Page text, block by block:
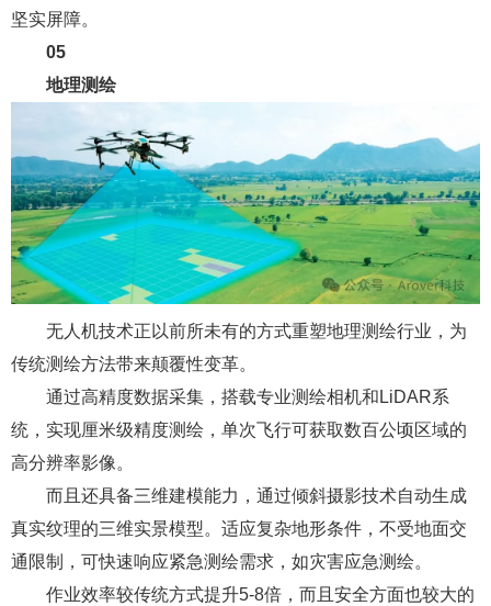
坚实屏障。
05
地理测绘
无人机技术正以前所未有的方式重塑地理测绘行业，为
传统测绘方法带来颠覆性变革。
通过高精度数据采集，搭载专业测绘相机和LiDAR系
统，实现厘米级精度测绘，单次飞行可获取数百公顷区域的
高分辨率影像。
而且还具备三维建模能力，通过倾斜摄影技术自动生成
真实纹理的三维实景模型。适应复杂地形条件，不受地面交
通限制，可快速响应紧急测绘需求，如灾害应急测绘。
作业效率较传统方式提升5-8倍，而且安全方面也较大的